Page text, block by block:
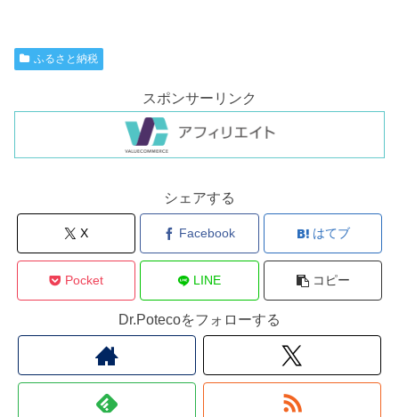
ふるさと納税
スポンサーリンク
シェアする
X Facebook はてブ
Pocket LINE コピー
Dr.Potecoをフォローする